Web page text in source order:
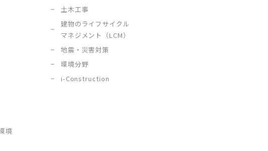
境
土木工事
建物のライフサイクル
マネジメント（LCM）
地震・災害対策
環境分野
i-Construction